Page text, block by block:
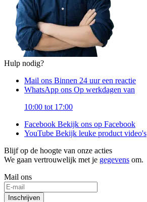
Hulp nodig?
Mail ons Binnen 24 uur een reactie
WhatsApp ons Op werkdagen van
10:00 tot 17:00
Facebook Bekijk ons op Facebook
YouTube Bekijk leuke product video's
Blijf op de hoogte van onze acties
We gaan vertrouwelijk met je gegevens om.
Mail ons
Inschrijven